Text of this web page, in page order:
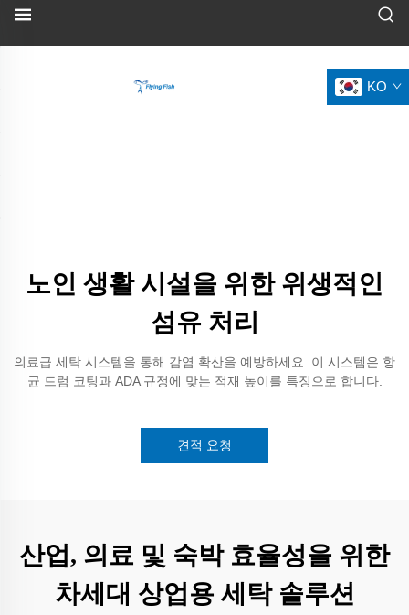
KO
노인 생활 시설을 위한 위생적인
섬유 처리
의료급 세탁 시스템을 통해 감염 확산을 예방하세요. 이 시스템은 항
균 드럼 코팅과 ADA 규정에 맞는 적재 높이를 특징으로 합니다.
견적 요청
산업, 의료 및 숙박 효율성을 위한
차세대 상업용 세탁 솔루션